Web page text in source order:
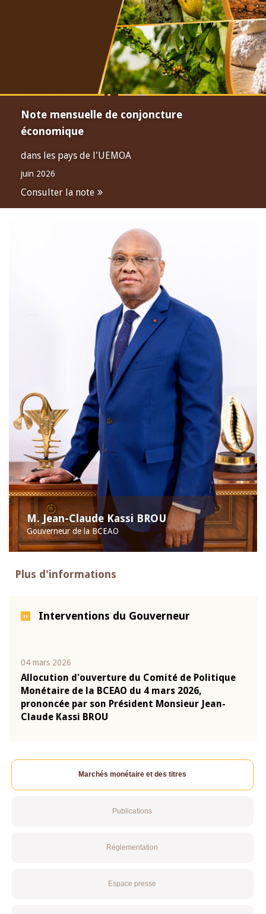
Note mensuelle de conjoncture
économique
dans les pays de l'UEMOA
juin 2026
Consulter la note
M. Jean-Claude Kassi BROU
Gouverneur de la BCEAO
Plus d'informations
Interventions du Gouverneur
04 mars 2026
Allocution d'ouverture du Comité de Politique
Monétaire de la BCEAO du 4 mars 2026,
prononcée par son Président Monsieur Jean-
Claude Kassi BROU
Marchés monétaire et des titres
Publications
Réglementation
Espace presse